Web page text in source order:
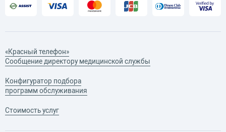
«Красный телефон»
Сообщение директору медицинской службы
Конфигуратор подбора
программ обслуживания
Стоимость услуг